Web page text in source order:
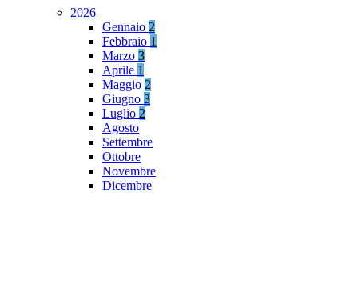
2026
Gennaio 2
Febbraio 1
Marzo 3
Aprile 1
Maggio 2
Giugno 3
Luglio 2
Agosto
Settembre
Ottobre
Novembre
Dicembre